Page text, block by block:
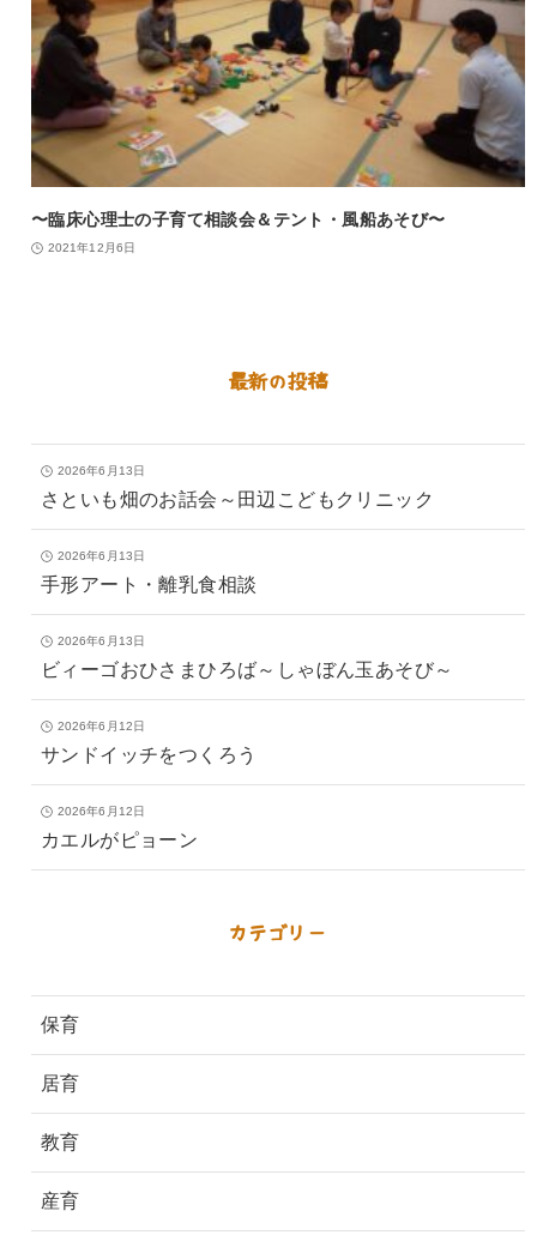
〜臨床心理士の子育て相談会＆テント・風船あそび〜
2021年12月6日
最新の投稿
2026年6月13日
さといも畑のお話会～田辺こどもクリニック
2026年6月13日
手形アート・離乳食相談
2026年6月13日
ビィーゴおひさまひろば～しゃぼん玉あそび～
2026年6月12日
サンドイッチをつくろう
2026年6月12日
カエルがピョーン
カテゴリー
保育
居育
教育
産育